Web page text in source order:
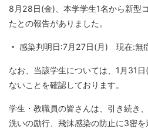
8月28日(金)、本学学生1名から新型
たとの報告がありました。
感染判明日:7月27日(月) 現在:無
なお、当該学生については、1月31
ないことを確認しております。
学生・教職員の皆さんは、引き続き
洗いの励行、飛沫感染の防止に3密